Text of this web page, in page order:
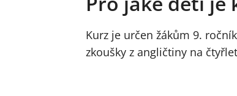
Kurz je určen žákům 9.
zkoušky z angličtiny na